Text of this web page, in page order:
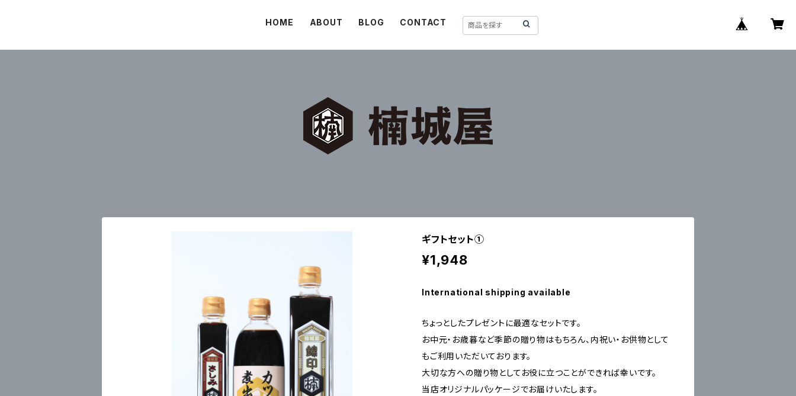
HOME ABOUT BLOG CONTACT
ギフトセット①
¥1,948
International shipping available
ちょっとしたプレゼントに最適なセットです。
お中元・お歳暮など季節の贈り物はもちろん、内祝い・お供物として
もご利用いただいております。
大切な方への贈り物としてお役に立つことができれば幸いです。
当店オリジナルパッケージでお届けいたします。